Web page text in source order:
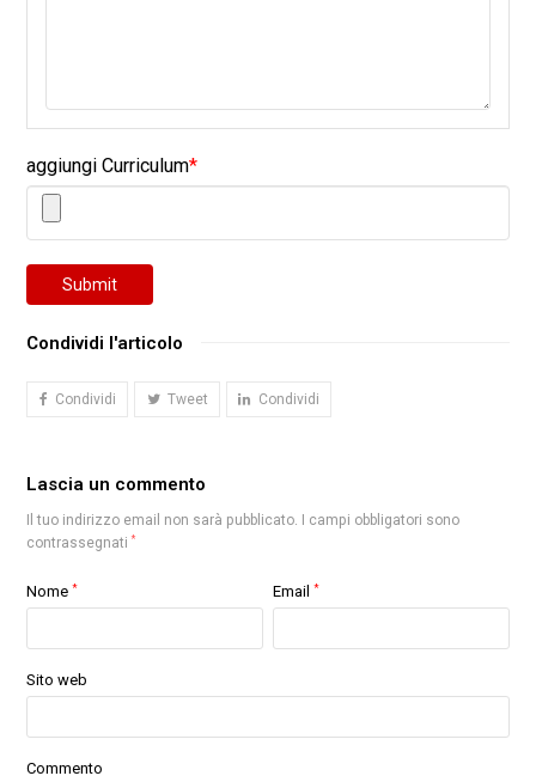
aggiungi Curriculum*
Submit
Condividi l'articolo
Condividi Tweet Condividi
Lascia un commento
Il tuo indirizzo email non sarà pubblicato.
I campi obbligatori sono
contrassegnati*
Nome* Email*
Sito web
Commento